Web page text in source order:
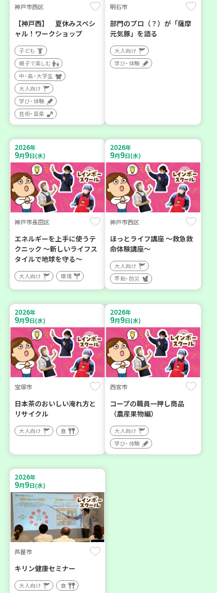
神戸市西区
【神戸西】 夏休みスペシ
ャル！ワークショップ
子ども
親子で楽しむ
中・高・大学生
大人向け
学び・体験
芸術・音楽
明石市
部門のプロ（？）が「薩摩
元気豚」を語る
大人向け
学び・体験
2026年
9月9日(水)
神戸市長田区
エネルギーを上手に使うテ
クニック ～新しいライフス
タイルで地球を守る～
大人向け 環境
2026年
9月9日(水)
神戸市西区
ほっとライフ講座 ～救急救
命体験講座～
大人向け
平和・防災
2026年
9月9日(水)
宝塚市
日本茶のおいしい淹れ方と
リサイクル
大人向け 食
2026年
9月9日(水)
西宮市
コープの職員一押し商品
（農産果物編）
大人向け
学び・体験
2026年
9月9日(水)
芦屋市
キリン健康セミナー
大人向け 食